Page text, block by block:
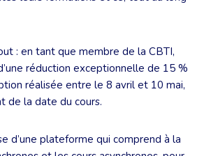
: en tant que membre de la CBTI,
réduction exceptionnelle de 15 %
réalisée entre le 8 avril et 10 mai,
de la date du cours.
d’une plateforme qui comprend à la